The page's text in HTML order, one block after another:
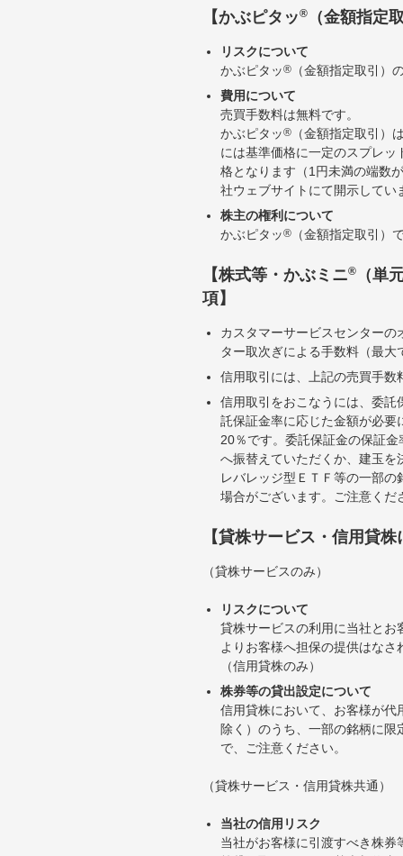
【かぶピタッ® （金額指定
リスクについて
かぶピタッ®
（金額指定取引）
費用について
売買手数料は無料です。
かぶピタッ®
（金額指定取引）
には基準価格に一定のスプレ
格となります（1円未満の端数
社ウェブサイトにて開示して
株主の権利について
かぶピタッ® （金額指定取引）
【株式等・かぶミニ®
（単
項】
カスタマーサービスセンター
ター取次ぎによる手数料（最
信用取引には、上記の売買手
信用取引をおこなうには、委
託保証金率に応じた金額が必
20％です。委託保証金の保証
へ振替えていただくか、建玉
レバレッジ型ＥＴＦ等の一部
場合がございます。ご注意くだ
【貸株サービス・信用貸
（貸株サービスのみ）
リスクについて
貸株サービスの利用に当社と
よりお客様へ担保の提供はなさ
（信用貸株のみ）
株券等の貸出設定について
信用貸株において、お客様が
除く）のうち、一部の銘柄に
で、ご注意ください。
（貸株サービス・信用貸株共通）
当社の信用リスク
当社がお客様に引渡すべき株